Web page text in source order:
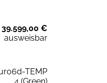
39.599,00 €
ausweisbar
TEMP